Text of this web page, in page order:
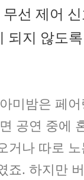
선 제어
되지 않도
미밤은 페
공연 중에
거나 따로 노
죠. 하지만